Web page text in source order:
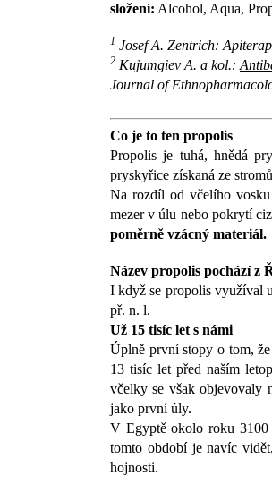
složení: Alcohol, Aqua,
1 Josef A. Zentrich:
2 Kujumgiev A. a kol.:
Journal of
Co je to ten propolis
Propolis je tuhá, hnědá
pryskyřice získaná ze
Na rozdíl od včelího
mezer v úlu nebo pokrytí
poměrně vzácný materiál.
Název propolis pochází z
I když se propolis využíval
př. n. l.
Už 15 tisíc let s námi
Úplně první stopy o tom,
13 tisíc let před naším
včelky se však objevovaly
jako první úly.
V Egyptě okolo roku 3100
tomto období je navíc
hojnosti.